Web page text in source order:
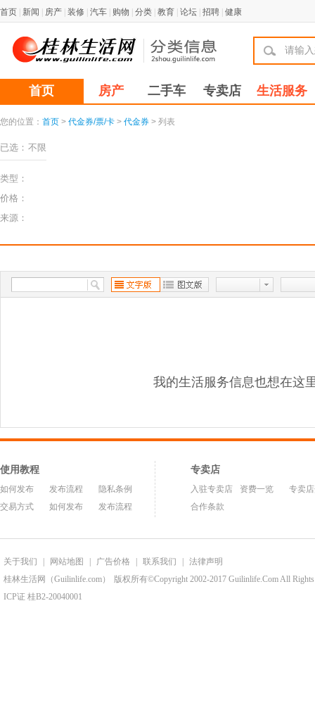
首页 新闻 房产 装修 汽车 购物 分类 教育 论坛 招聘 健康
首页 房产 二手车 专卖店 生活服务
您的位置： 首页 > 代金券/票/卡 > 代金券 > 列表
已选： 不限
类型：
价格：
来源：
我的生活服务信息也想在这
使用教程
如何发布 发布流程
隐私条例
交易方式
如何发布 发布流程
专卖店
入驻专卖店 资费一览
专卖
合作条款
关于我们 网站地图 广告价格 联系我们
法律声明
桂林生活网（Guilinlife.com）
版权所有©Copyright 2002-2017 Guilinlife.Com All Rights
ICP证 桂B2-20040001